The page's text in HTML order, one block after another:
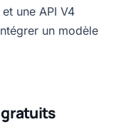
une API V4
un modèle